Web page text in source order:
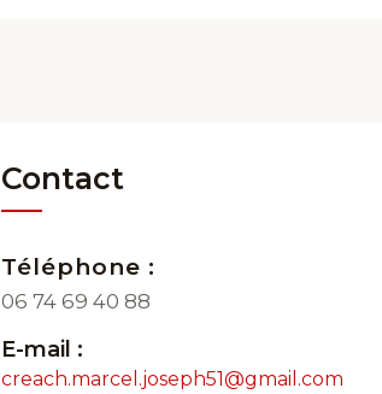
Contact
Téléphone :
06 74 69 40 88
E-mail :
creach.marcel.joseph51@gmail.com